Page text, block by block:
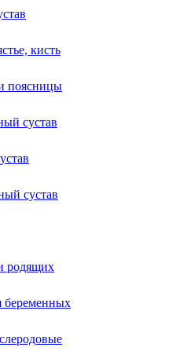
кисть
поясницы
сустав
сустав
родящих
беременных